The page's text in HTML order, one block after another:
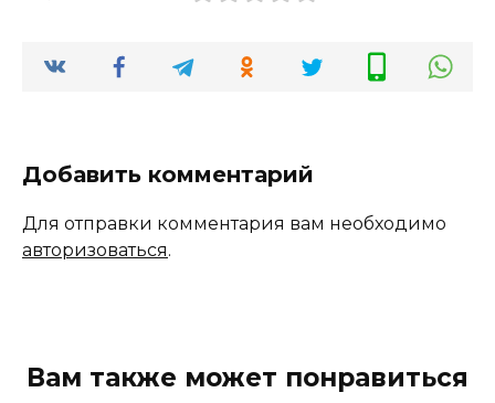
Добавить комментарий
Для отправки комментария вам необходимо
авторизоваться.
Вам также может понравиться